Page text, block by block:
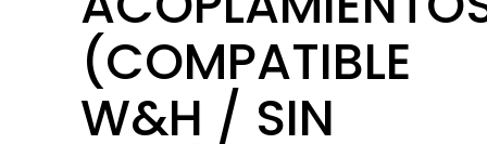
(COMPATIBLE
W&H / SIN